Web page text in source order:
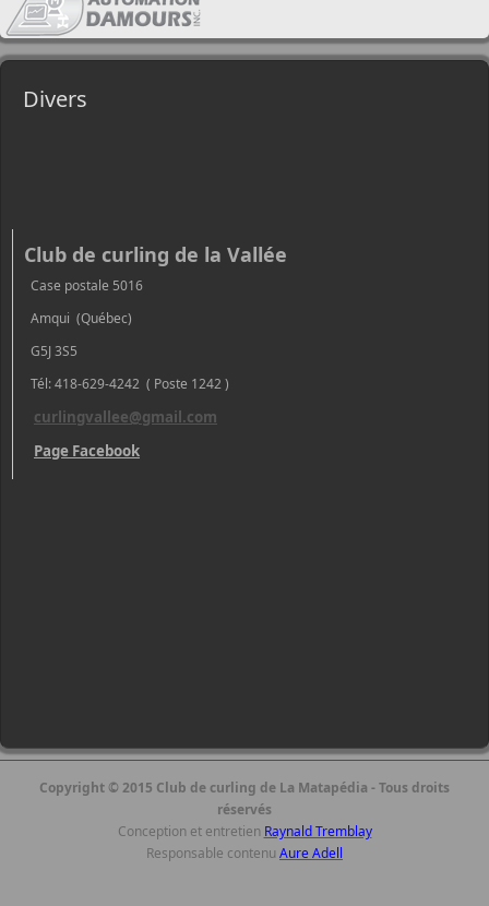
Divers
Club de curling de la Vallée
Case postale 5016
Amqui (Québec)
G5J 3S5
Tél: 418-629-4242 ( Poste 1242 )
curlingvallee@gmail.com
Page Facebook
Copyright © 2015 Club de curling de La Matapédia - Tous droits
réservés
Conception et entretien Raynald Tremblay
Responsable contenu Aure Adell